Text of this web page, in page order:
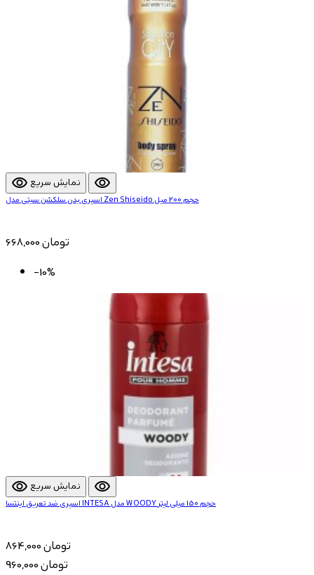
visibility نمایش سریع visibility
اسپری بدن سلکشن سیتی مدل Zen Shiseido حجم 200 میل
668,000 تومان
-10%
visibility نمایش سریع visibility
اسپری ضد تعریق اینتسا INTESA مدل WOODY حجم 150 میلی لیتر
864,000 تومان
960,000 تومان